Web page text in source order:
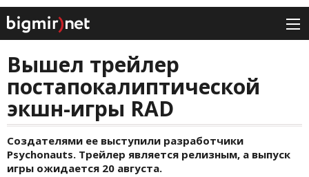
Вышел трейлер
постапокалиптической
экшн-игры RAD
Создателями ее выступили разработчики
Psychonauts. Трейлер является релизным, а выпуск
игры ожидается 20 августа.